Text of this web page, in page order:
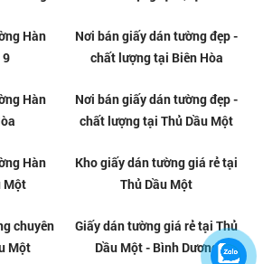
giá rẻ
Thi công giấy dán tường uy tín
tại Gò Vấp